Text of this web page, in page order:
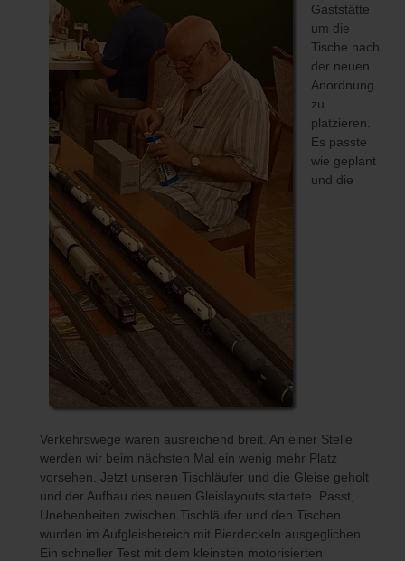
Gaststätte
um die
Tische nach
der neuen
Anordnung
zu
platzieren.
Es passte
wie geplant
und die
Verkehrswege waren ausreichend breit. An einer Stelle
werden wir beim nächsten Mal ein wenig mehr Platz
vorsehen. Jetzt unseren Tischläufer und die Gleise geholt
und der Aufbau des neuen Gleislayouts startete. Passt, …
Unebenheiten zwischen Tischläufer und den Tischen
wurden im Aufgleisbereich mit Bierdeckeln ausgeglichen.
Ein schneller Test mit dem kleinsten motorisierten